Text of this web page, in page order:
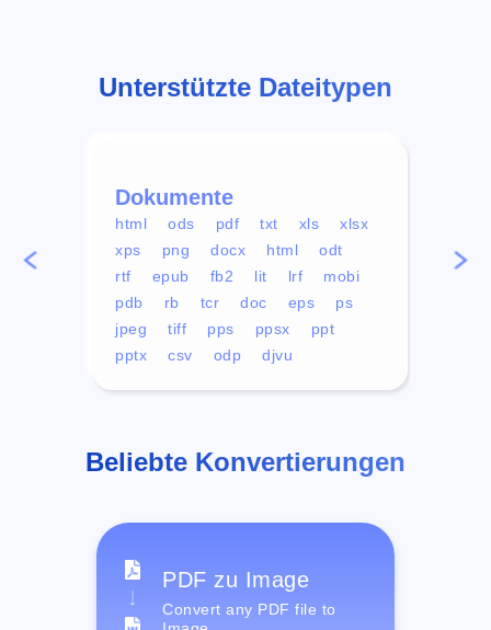
Unterstützte Dateitypen
Dokumente
html ods pdf txt xls
xlsx
xps
png docx html
odt
rtf
epub fb2 lit lrf
mobi
pdb
rb tcr doc eps
ps
jpeg
tiff pps ppsx
ppt
pptx
csv odp djvu
mp4
Beliebte Konvertierungen
PDF zu Image
Convert any PDF file to